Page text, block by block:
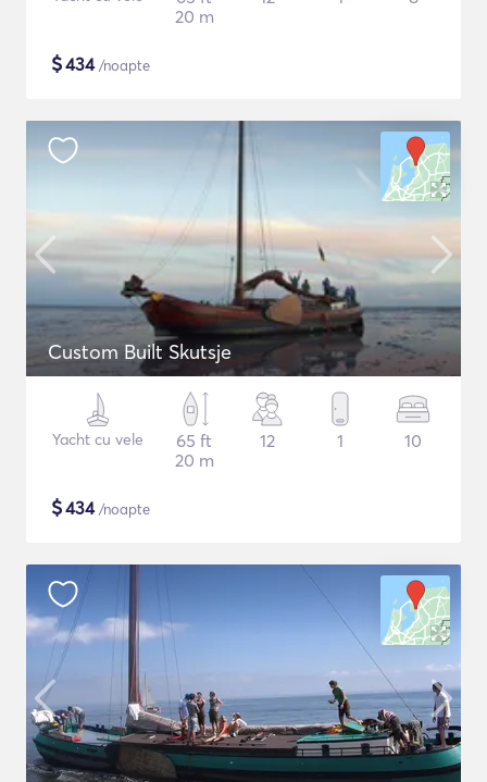
20 m
$434/noapte
Custom Built Skutsje
Yacht cu vele
65 ft
20 m
12 1 10
$434/noapte